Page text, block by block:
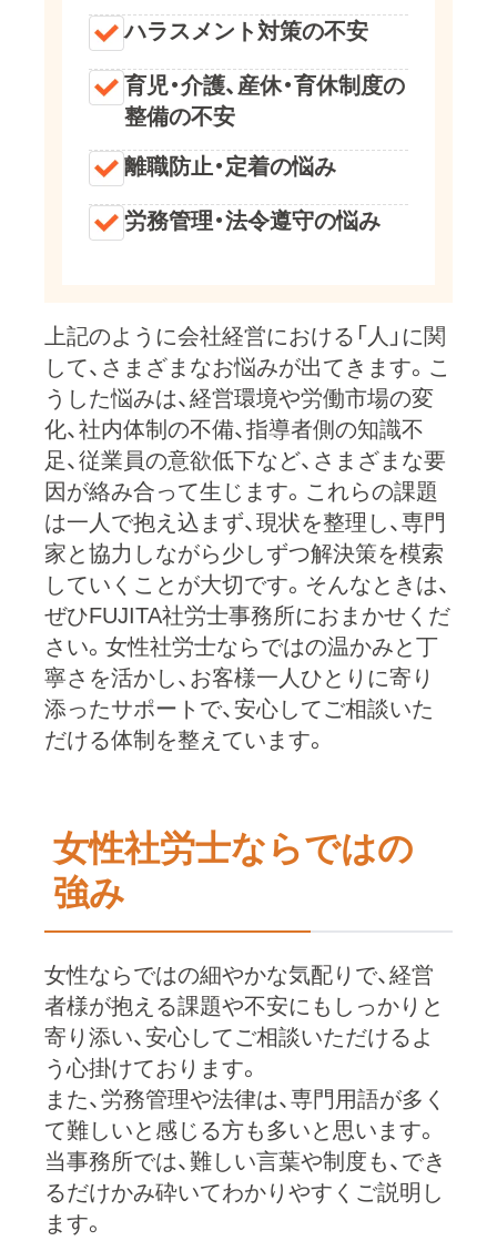
ハラスメント対策の不安
育児・介護、産休・育休制度の
整備の不安
離職防止・定着の悩み
労務管理・法令遵守の悩み
上記のように会社経営における「人」に関
して、さまざまなお悩みが出てきます。こ
うした悩みは、経営環境や労働市場の変
化、社内体制の不備、指導者側の知識不
足、従業員の意欲低下など、さまざまな要
因が絡み合って生じます。これらの課題
は一人で抱え込まず、現状を整理し、専門
家と協力しながら少しずつ解決策を模索
していくことが大切です。そんなときは、
ぜひFUJITA社労士事務所におまかせくだ
さい。女性社労士ならではの温かみと丁
寧さを活かし、お客様一人ひとりに寄り
添ったサポートで、安心してご相談いた
だける体制を整えています。
女性社労士ならではの
強み
女性ならではの細やかな気配りで、経営
者様が抱える課題や不安にもしっかりと
寄り添い、安心してご相談いただけるよ
う心掛けております。
また、労務管理や法律は、専門用語が多く
て難しいと感じる方も多いと思います。
当事務所では、難しい言葉や制度も、でき
るだけかみ砕いてわかりやすくご説明し
ます。